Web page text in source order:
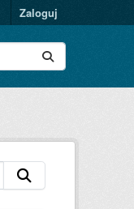
Zaloguj